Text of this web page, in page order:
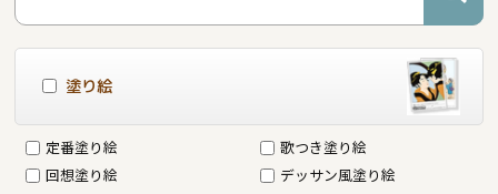
塗り絵
定番塗り絵
歌つき塗り絵
回想塗り絵
デッサン風塗り絵